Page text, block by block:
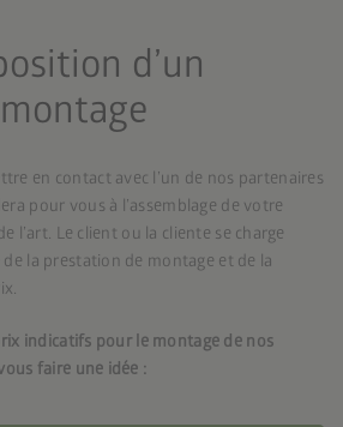
d’un
en contact avec l’un de nos partenaires
pour vous à l’assemblage de votre
l’art. Le client ou la cliente se charge
la prestation de montage et de la
indicatifs pour le montage de nos
faire une idée :